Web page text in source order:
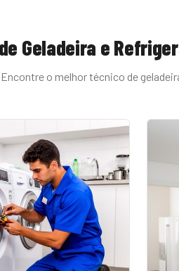
Geladeira e
Encontre o melhor técnico de